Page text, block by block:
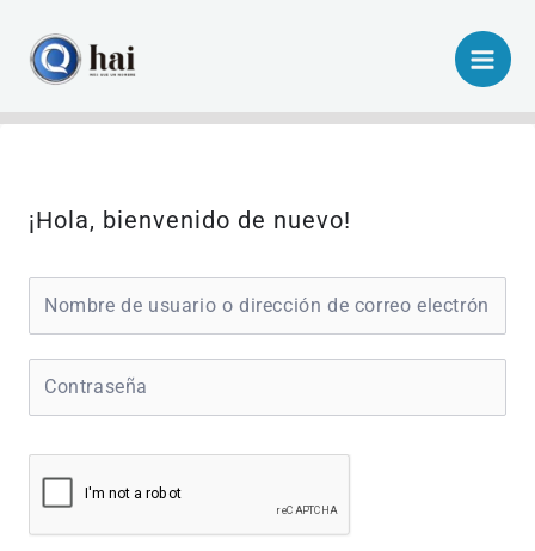
contenido
¡Hola, bienvenido de nuevo!